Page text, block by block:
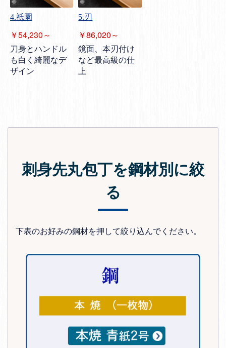
4.祇園
￥54,230～
刀身とハンドル
も白く綺麗なデ
ザイン
5.刃
￥86,020～
鏡面、本刃付け
など最高級の仕
上
刺身先丸包丁を鋼材別に絞
る
下表のお好みの鋼材を押して絞り込んでください。